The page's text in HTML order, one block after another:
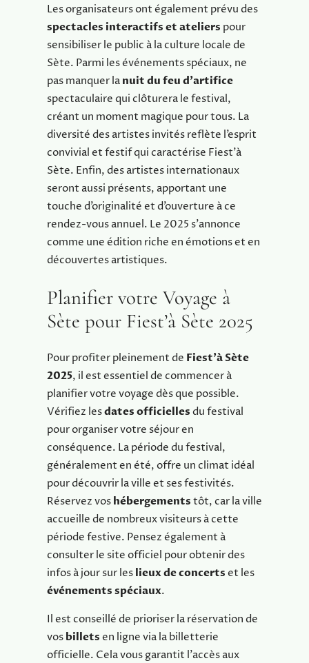
Les organisateurs ont également prévu des
spectacles interactifs et ateliers pour
sensibiliser le public à la culture locale de
Sète. Parmi les événements spéciaux, ne
pas manquer lanuit du feu d’artifice
spectaculaire qui clôturera le festival,
créant un moment magique pour tous. La
diversité des artistes invités reflète l’esprit
convivial et festif qui caractérise Fiest’à
Sète. Enfin, des artistes internationaux
seront aussi présents, apportant une
touche d’originalité et d’ouverture à ce
rendez-vous annuel. Le 2025 s’annonce
comme une édition riche en émotions et en
découvertes artistiques.
Planifier votre Voyage à
Sète pour Fiest’à Sète 2025
Pour profiter pleinement de Fiest’à Sète
2025, il est essentiel de commencer à
planifier votre voyage dès que possible.
Vérifiez lesdates officiellesdu festival
pour organiser votre séjour en
conséquence. La période du festival,
généralement en été, offre un climat idéal
pour découvrir la ville et ses festivités.
Réservez voshébergementstôt, car la ville
accueille de nombreux visiteurs à cette
période festive. Pensez également à
consulter le site officiel pour obtenir des
infos à jour sur leslieux de concertset les
événements spéciaux.
Il est conseillé de prioriser la réservation de
vosbilletsen ligne via la billetterie
officielle. Cela vous garantit l’accès aux